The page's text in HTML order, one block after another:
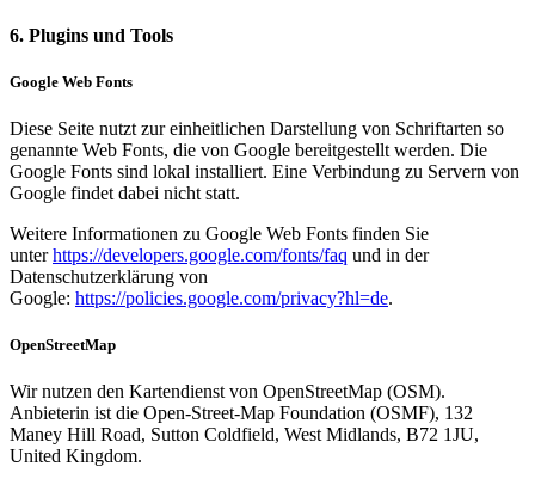
6. Plugins und Tools
Google Web Fonts
Diese Seite nutzt zur einheitlichen Darstellung von Schriftarten so
genannte Web Fonts, die von Google bereitgestellt werden. Die
Google Fonts sind lokal installiert. Eine Verbindung zu Servern von
Google findet dabei nicht statt.
Weitere Informationen zu Google Web Fonts finden Sie
unterhttps://developers.google.com/fonts/faq und in der
Datenschutzerklärung von
Google: https://policies.google.com/privacy?hl=de.
OpenStreetMap
Wir nutzen den Kartendienst von OpenStreetMap (OSM).
Anbieterin ist die Open-Street-Map Foundation (OSMF), 132
Maney Hill Road, Sutton Coldfield, West Midlands, B72 1JU,
United Kingdom.